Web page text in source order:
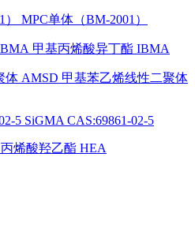
MPC单体（BM-2001）
甲基丙烯酸异丁酯 IBMA
甲基苯乙烯线性二聚体
SiGMA CAS:69861-02-5
丙烯酸羟乙酯 HEA